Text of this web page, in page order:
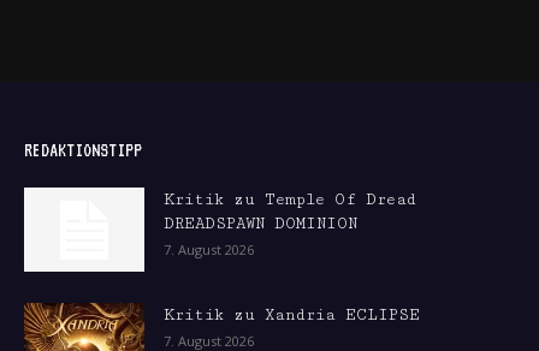
REDAKTIONSTIPP
Kritik zu Temple Of Dread
DREADSPAWN DOMINION
7. August 2026
Kritik zu Xandria ECLIPSE
7. August 2026